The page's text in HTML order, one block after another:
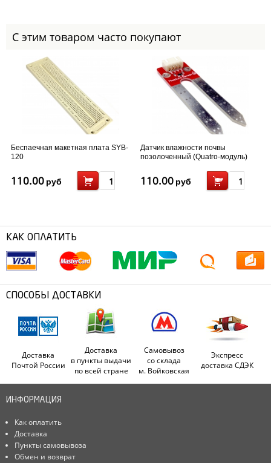
С этим товаром часто покупают
Беспаечная макетная плата SYB-
120
110.00 руб
Датчик влажности почвы
позолоченный (Quatro-модуль)
110.00 руб
КАК ОПЛАТИТЬ
СПОСОБЫ ДОСТАВКИ
Доставка
Почтой России
Доставка
в пункты выдачи
по всей стране
Самовывоз
со склада
м. Войковская
Экспресс
доставка СДЭК
ИНФОРМАЦИЯ
Как оплатить
Доставка
Пункты самовывоза
Обмен и возврат